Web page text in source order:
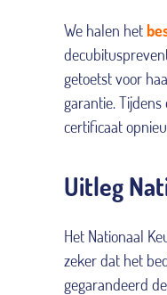
We halen het
getoetst voor
garantie.
certificaat
Uitleg
Het Nationaal
zeker dat het
gegarandeerd